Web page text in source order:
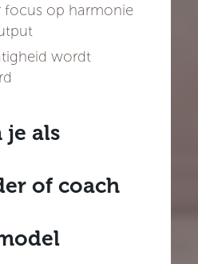
focus op harmonie
wordt
je als
of coach